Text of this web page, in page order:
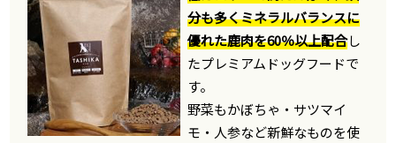
分も多くミネラルバランスに
優れた鹿肉を60％以上配合し
たプレミアムドッグフードで
す。
野菜もかぼちゃ・サツマイ
モ・人参など新鮮なものを使